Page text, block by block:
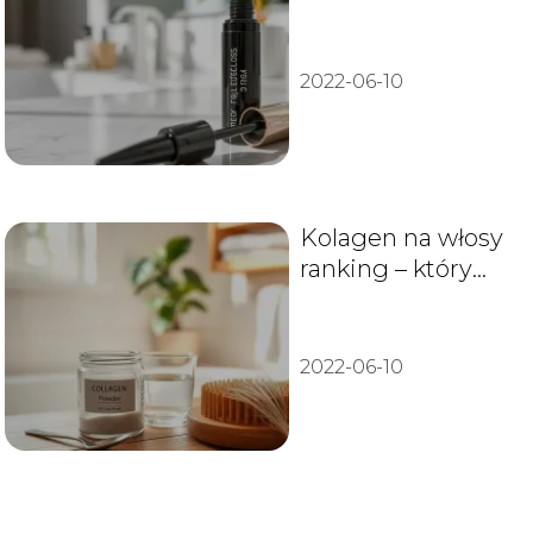
2022-06-10
Kolagen na włosy
ranking – który
2022-06-10